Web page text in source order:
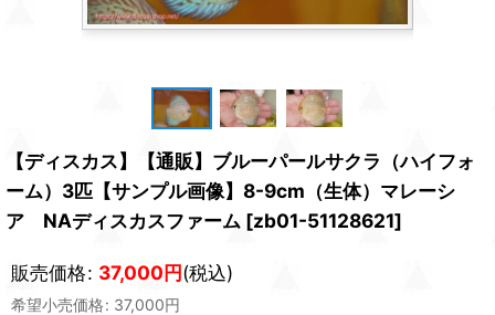
【ディスカス】【通販】ブルーパールサクラ（ハイフォ
ーム）3匹【サンプル画像】8-9cm（生体）マレーシ
ア NAディスカスファーム [zb01-51128621]
販売価格: 37,000円(税込)
希望小売価格: 37,000円